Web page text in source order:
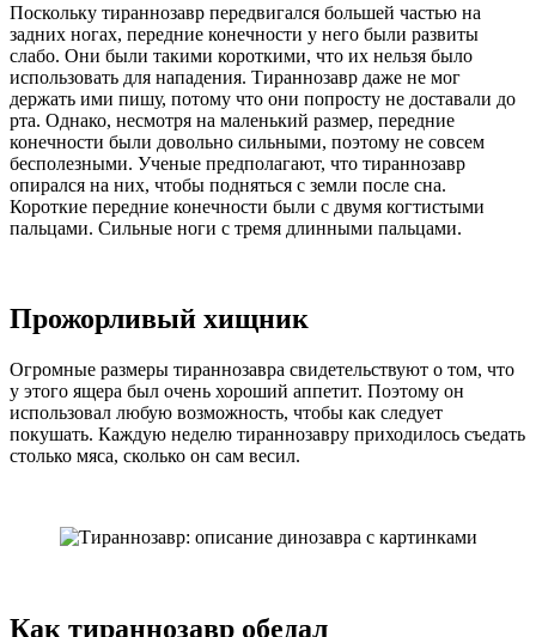
Поскольку тираннозавр передвигался большей частью на
задних ногах, передние конечности у него были развиты
слабо. Они были такими короткими, что их нельзя было
использовать для нападения. Тираннозавр даже не мог
держать ими пишу, потому что они попросту не доставали до
рта. Однако, несмотря на маленький размер, передние
конечности были довольно сильными, поэтому не совсем
бесполезными. Ученые предполагают, что тираннозавр
опирался на них, чтобы подняться с земли после сна.
Короткие передние конечности были с двумя когтистыми
пальцами. Сильные ноги с тремя длинными пальцами.
Прожорливый хищник
Огромные размеры тираннозавра свидетельствуют о том, что
у этого ящера был очень хороший аппетит. Поэтому он
использовал любую возможность, чтобы как следует
покушать. Каждую неделю тираннозавру приходилось съедать
столько мяса, сколько он сам весил.
Как тираннозавр обедал